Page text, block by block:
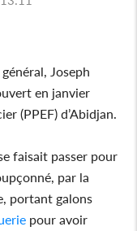
général, Joseph
en janvier
(PPEF) d’Abidjan.
faisait passer pour
par la
portant galons
pour avoir